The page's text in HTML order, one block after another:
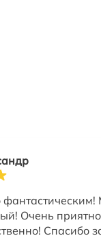
Очень
Спасибо